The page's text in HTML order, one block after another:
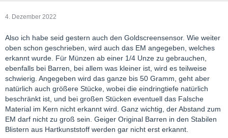
4. Dezember 2022
Also ich habe seid gestern auch den Goldscreensensor. Wie weiter
oben schon geschrieben, wird auch das EM angegeben, welches
erkannt wurde. Für Münzen ab einer 1/4 Unze zu gebrauchen,
ebenfalls bei Barren, bei allem was kleiner ist, wird es teilweise
schwierig. Angegeben wird das ganze bis 50 Gramm, geht aber
natürlich auch größere Stücke, wobei die eindringtiefe natürlich
beschränkt ist, und bei großen Stücken eventuell das Falsche
Material im Kern nicht erkannt wird. Ganz wichtig, der Abstand zum
EM darf nicht zu groß sein. Geiger Original Barren in den Stabilen
Blistern aus Hartkunststoff werden gar nicht erst erkannt.